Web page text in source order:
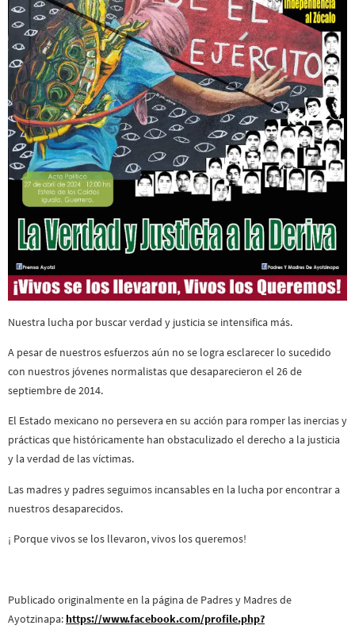
Nuestra lucha por buscar verdad y justicia se intensifica más.
A pesar de nuestros esfuerzos aún no se logra esclarecer lo sucedido
con nuestros jóvenes normalistas que desaparecieron el 26 de
septiembre de 2014.
El Estado mexicano no persevera en su acción para romper las inercias y
prácticas que históricamente han obstaculizado el derecho a la justicia
y la verdad de las víctimas.
Las madres y padres seguimos incansables en la lucha por encontrar a
nuestros desaparecidos.
¡ Porque vivos se los llevaron, vivos los queremos!
Publicado originalmente en la página de Padres y Madres de
Ayotzinapa: https://www.facebook.com/profile.php?